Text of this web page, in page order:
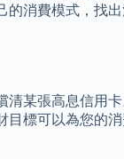
消費模式，
某張高息信用
標可以為您的